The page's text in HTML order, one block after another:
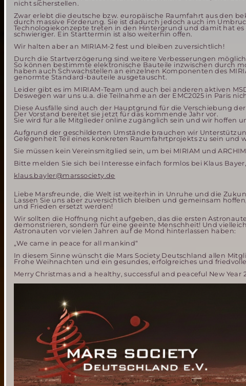
nicht sicherstellen.
Zwar erlebt die deutsche bzw. europäische Raumfahrt aus den
durch massive Förderung. Sie ist dadurch jedoch auch im
Technologiekonzepte treten in den Hintergrund und damit hat
schwieriger. Ein Starttermin ist also weiterhin offen.
Wir halten aber an MIRIAM-2 fest und bleiben zuversichtlich!
Durch die Startverzögerung sind weitere Verbesserungen
So können bestimmte elektronische Bauteile inzwischen durch
haben auch Schwachstellen an einzelnen Komponenten des
genormte Standard-bauteile ausgetauscht.
Leider gibt es im MIRIAM-Team und auch bei anderen aktiven
Deswegen war uns u.a. die Teilnahme an der EMC2025 in Paris
Diese Ausfälle sind auch der Hauptgrund für die Verschiebung
Der Vorstand bereitet sie jetzt für das kommende Jahr vor.
Sie wird für alle Mitglieder online zugänglich sein und wir hoffen
Aufgrund der geschilderten Umstände brauchen wir
Gelegenheit Teil eines konkreten Raumfahrtprojekts zu sein und
Sie müssen kein Vereinsmitglied sein, um bei MIRIAM und
Bitte melden Sie sich bei Interesse einfach formlos bei Klaus
klaus.bayler@marssociety.de
Liebe Marsfreunde, die Welt ist weiterhin in Unruhe und die
Lassen Sie uns aber zuversichtlich bleiben und gemeinsam
und Frieden ersetzt werden!
Wir sollten die Hoffnung nicht aufgeben, das die ersten
demonstrieren, sondern für eine geeinte Menschheit! Und
Astronauten vor vielen Jahren auf de Mond hinterlassen haben:
„We came in peace for all mankind“
In diesem Sinne wünscht die Mars Society Deutschland allen
Frohe Weihnachten und ein gesundes, erfolgreiches und
Merry Christmas and a healthy, successful and peaceful New